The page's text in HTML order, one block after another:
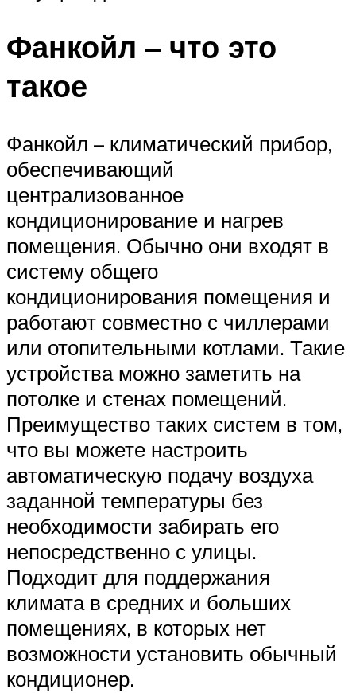
Фанкойл – что это
такое
Фанкойл – климатический прибор,
обеспечивающий
централизованное
кондиционирование и нагрев
помещения. Обычно они входят в
систему общего
кондиционирования помещения и
работают совместно с чиллерами
или отопительными котлами. Такие
устройства можно заметить на
потолке и стенах помещений.
Преимущество таких систем в том,
что вы можете настроить
автоматическую подачу воздуха
заданной температуры без
необходимости забирать его
непосредственно с улицы.
Подходит для поддержания
климата в средних и больших
помещениях, в которых нет
возможности установить обычный
кондиционер.